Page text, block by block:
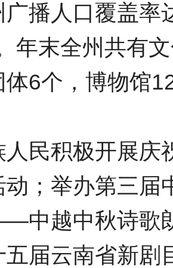
广播人口覆盖率
年末全州共有
体6个，博物馆
人民积极开展庆
；举办第三届
中越中秋诗歌
五届云南省新剧